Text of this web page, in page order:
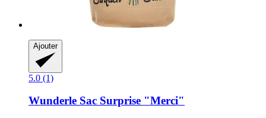
Ajouter
5.0 (1)
Wunderle Sac Surprise "Merci"